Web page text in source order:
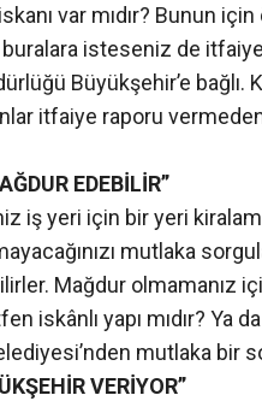
var mıdır? Bunun
isteseniz de
Büyükşehir’e bağlı.
itfaiye raporu
EDEBİLİR”
iş yeri için bir yeri
mutlaka
Mağdur olmamanız
iskânlı yapı mıdır? Ya
mutlaka bir
VERİYOR”